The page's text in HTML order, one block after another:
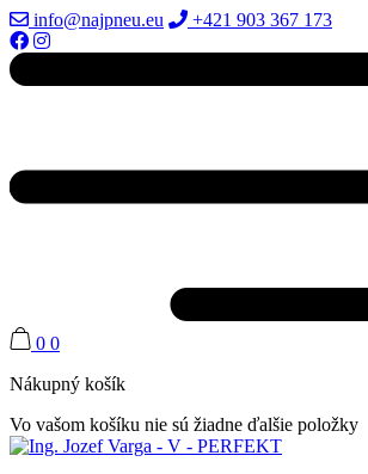
info@najpneu.eu +421 903 367 173
0 0
Nákupný košík
Vo vašom košíku nie sú žiadne ďalšie položky